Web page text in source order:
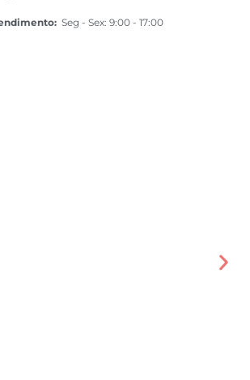
Seg - Sex: 9:00 - 17:00